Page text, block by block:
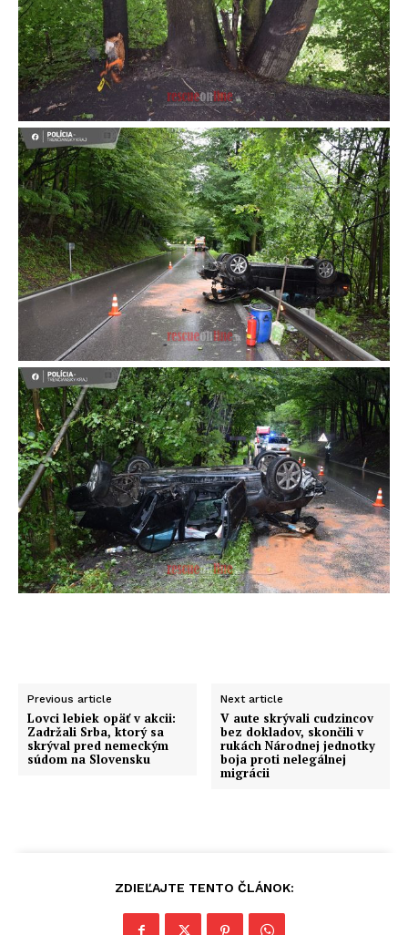
Previous article
Lovci lebiek opäť v akcii:
Zadržali Srba, ktorý sa
skrýval pred nemeckým
súdom na Slovensku
Next article
V aute skrývali cudzincov
bez dokladov, skončili v
rukách Národnej jednotky
boja proti nelegálnej
migrácii
ZDIEĽAJTE TENTO ČLÁNOK: